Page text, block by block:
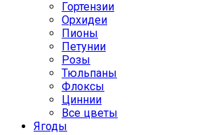
Гортензии
Орхидеи
Пионы
Петунии
Розы
Тюльпаны
Флоксы
Циннии
Все цветы
Ягоды